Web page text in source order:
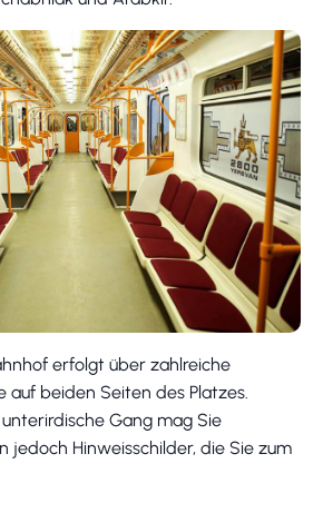
erfolgt über zahlreiche
auf beiden Seiten des Platzes.
Gang mag Sie
jedoch Hinweisschilder, die Sie zum